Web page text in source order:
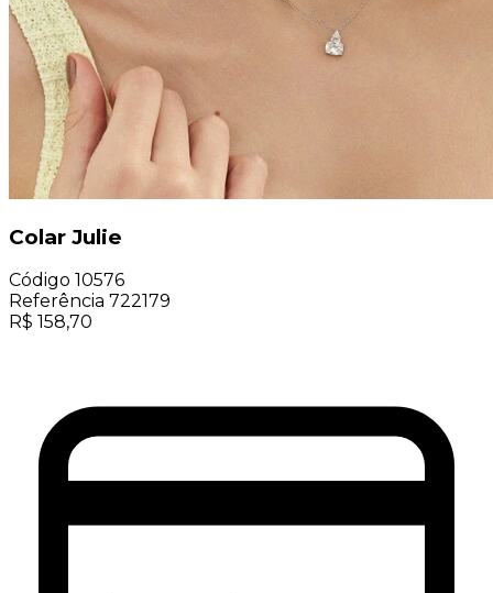
Colar Julie
Código 10576
Referência 722179
R$ 158,70